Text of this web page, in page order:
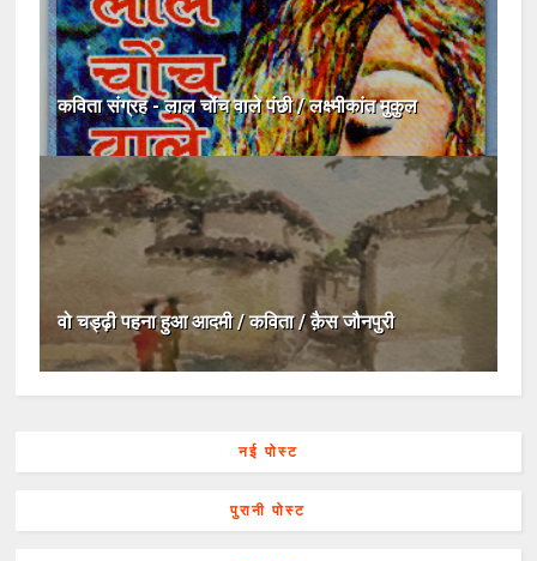
कविता संग्रह - लाल चोंच वाले पंछी / लक्ष्मीकांत मुकुल
वो चड्ढ़ी पहना हुआ आदमी / कविता / क़ैस जौनपुरी
नई पोस्ट
पुरानी पोस्ट